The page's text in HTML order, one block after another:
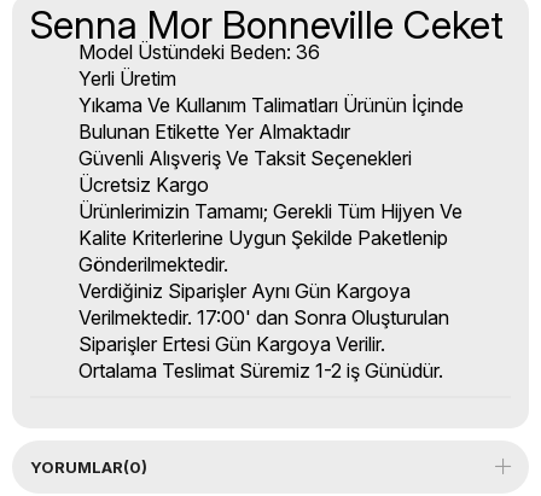
Senna Mor Bonneville Ceket
Model Üstündeki Beden: 36
Yerli Üretim
Yıkama Ve Kullanım Talimatları Ürünün İçinde
Bulunan Etikette Yer Almaktadır
Güvenli Alışveriş Ve Taksit Seçenekleri
Ücretsiz Kargo
Ürünlerimizin Tamamı; Gerekli Tüm Hijyen Ve
Kalite Kriterlerine Uygun Şekilde Paketlenip
Gönderilmektedir.
Verdiğiniz Siparişler Aynı Gün Kargoya
Verilmektedir. 17:00' dan Sonra Oluşturulan
Siparişler Ertesi Gün Kargoya Verilir.
Ortalama Teslimat Süremiz 1-2 iş Günüdür.
YORUMLAR(0)